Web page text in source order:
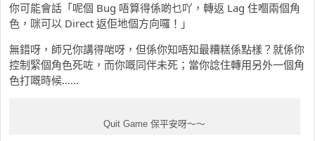
你可能會話「呢個 Bug 唔算得係啲乜吖，轉返 Lag 住嗰兩個角
色，咪可以 Direct 返佢地個方向囉！」
無錯呀，師兄你講得啱呀，但係你知唔知最糟糕係點樣？就係你
控制緊個角色死咗，而你嘅同伴未死；當你諗住轉用另外一個角
色打嘅時候……
Quit Game 保平安呀～～